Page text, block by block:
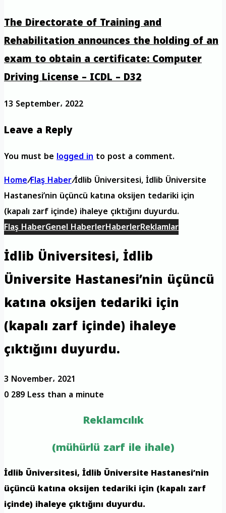
The Directorate of Training and
Rehabilitation announces the holding of an
exam to obtain a certificate: Computer
Driving License – ICDL – D32
13 September، 2022
Leave a Reply
You must belogged into post a comment.
Home/Flaş Haber/İdlib Üniversitesi, İdlib Üniversite
Hastanesi’nin üçüncü katına oksijen tedariki için
(kapalı zarf içinde) ihaleye çıktığını duyurdu.
Flaş HaberGenel HaberlerHaberlerReklamlar
İdlib Üniversitesi, İdlib
Üniversite Hastanesi’nin üçüncü
katına oksijen tedariki için
(kapalı zarf içinde) ihaleye
çıktığını duyurdu.
3 November، 2021
0289Less than a minute
Reklamcılık
(mühürlü zarf ile ihale)
İdlib Üniversitesi, İdlib Üniversite Hastanesi’nin
üçüncü katına oksijen tedariki için (kapalı zarf
içinde) ihaleye çıktığını duyurdu.